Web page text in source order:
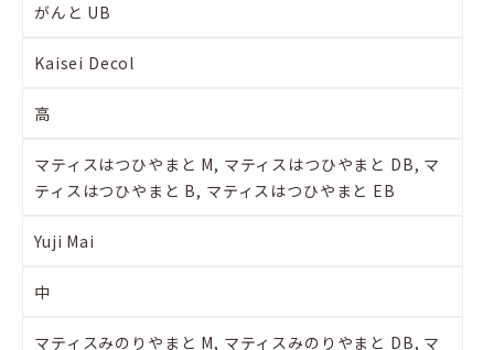
がんと UB
Kaisei Decol
高
マティスはつひやまと M, マティスはつひやまと DB, マ
ティスはつひやまと B, マティスはつひやまと EB
Yuji Mai
中
マティスみのりやまと M, マティスみのりやまと DB, マ